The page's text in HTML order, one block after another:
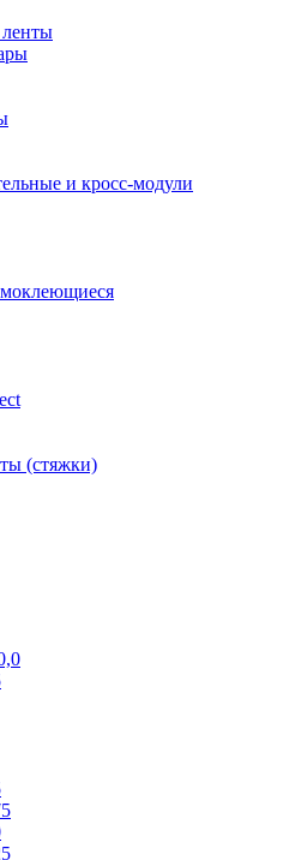
и кросс-модули
(стяжки)